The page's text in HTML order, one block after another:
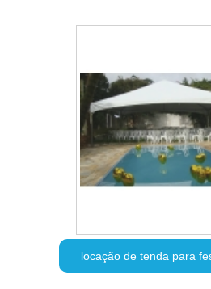
locação de tenda para